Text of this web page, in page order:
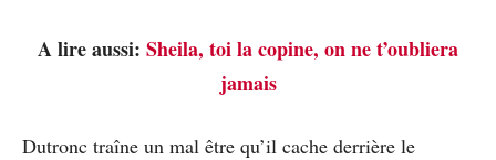
A lire aussi: Sheila, toi la copine, on ne t’oubliera
jamais
Dutronc traîne un mal être qu’il cache derrière le